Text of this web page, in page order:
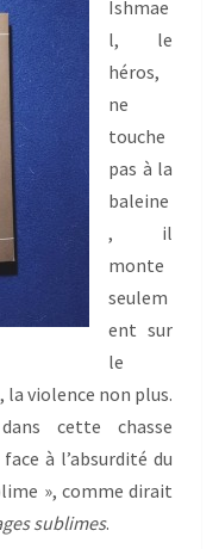
Ishmae
l, le
héros,
ne
touche
pas à la
baleine
, il
monte
seulem
ent sur
le
la violence non plus.
cette chasse
à l’absurdité du
», comme dirait
sublimes.